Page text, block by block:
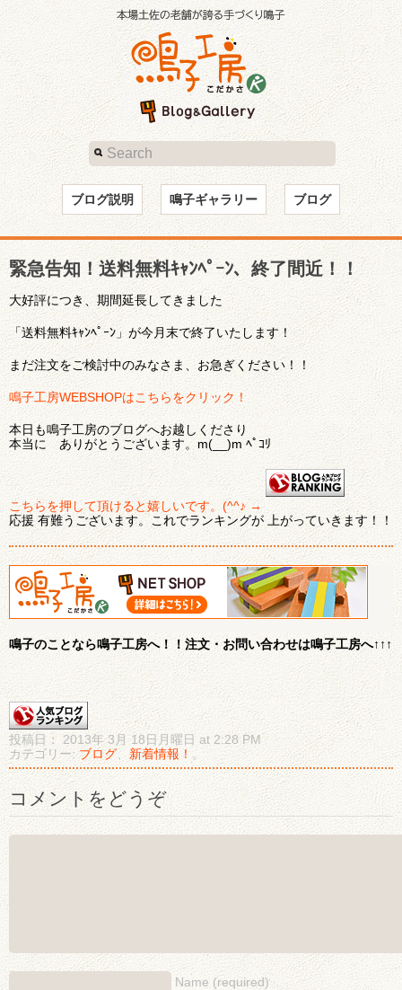
ブログ説明 鳴子ギャラリー ブログ
緊急告知！送料無料ｷｬﾝﾍﾟｰﾝ、終了間近！！
大好評につき、期間延長してきました
「送料無料ｷｬﾝﾍﾟｰﾝ」が今月末で終了いたします！
まだ注文をご検討中のみなさま、お急ぎください！！
鳴子工房WEBSHOPはこちらをクリック！
本日も鳴子工房のブログへお越しくださり
本当に ありがとうございます。m(__)m ﾍﾟｺﾘ
こちらを押して頂けると嬉しいです。(^^♪ →
応援 有難うございます。これでランキングが 上がっていきます！！
鳴子のことなら鳴子工房へ！！注文・お問い合わせは鳴子工房へ↑↑↑
投稿日： 2013年 3月 18日月曜日 at 2:28 PM
カテゴリー:ブログ、 新着情報！ 。
コメントをどうぞ
Name (required)